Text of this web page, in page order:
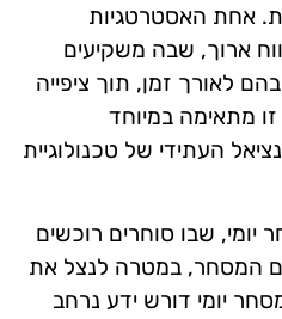
אחת האסטרטגיות
ארוך, שבה משקיעים
לאורך זמן, תוך ציפייה
מתאימה במיוחד
העתידי של טכנולוגיית
שבו סוחרים רוכשים
המסחר, במטרה לנצל את
יומי דורש ידע נרחב